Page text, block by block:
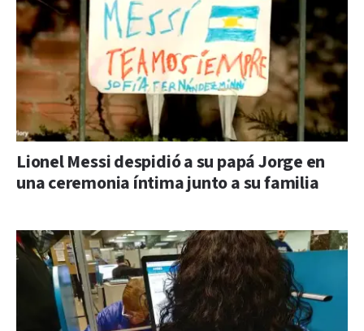
Lionel Messi despidió a su papá Jorge en
una ceremonia íntima junto a su familia